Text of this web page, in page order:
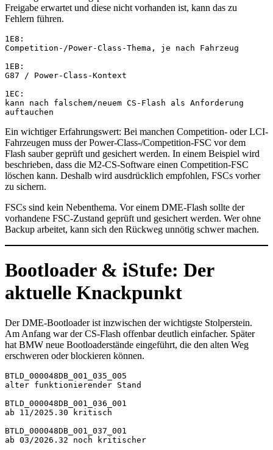
Freigabe erwartet und diese nicht vorhanden ist, kann das zu
Fehlern führen.
1E8:
Competition-/Power-Class-Thema, je nach Fahrzeug
1EB:
G87 / Power-Class-Kontext
1EC:
kann nach falschem/neuem CS-Flash als Anforderung
auftauchen
Ein wichtiger Erfahrungswert: Bei manchen Competition- oder LCI-
Fahrzeugen muss der Power-Class-/Competition-FSC vor dem
Flash sauber geprüft und gesichert werden. In einem Beispiel wird
beschrieben, dass die M2-CS-Software einen Competition-FSC
löschen kann. Deshalb wird ausdrücklich empfohlen, FSCs vorher
zu sichern.
FSCs sind kein Nebenthema. Vor einem DME-Flash sollte der
vorhandene FSC-Zustand geprüft und gesichert werden. Wer ohne
Backup arbeitet, kann sich den Rückweg unnötig schwer machen.
Bootloader & iStufe: Der
aktuelle Knackpunkt
Der DME-Bootloader ist inzwischen der wichtigste Stolperstein.
Am Anfang war der CS-Flash offenbar deutlich einfacher. Später
hat BMW neue Bootloaderstände eingeführt, die den alten Weg
erschweren oder blockieren können.
BTLD_000048DB_001_035_005
alter funktionierender Stand
BTLD_000048DB_001_036_001
ab 11/2025.30 kritisch
BTLD_000048DB_001_037_001
ab 03/2026.32 noch kritischer